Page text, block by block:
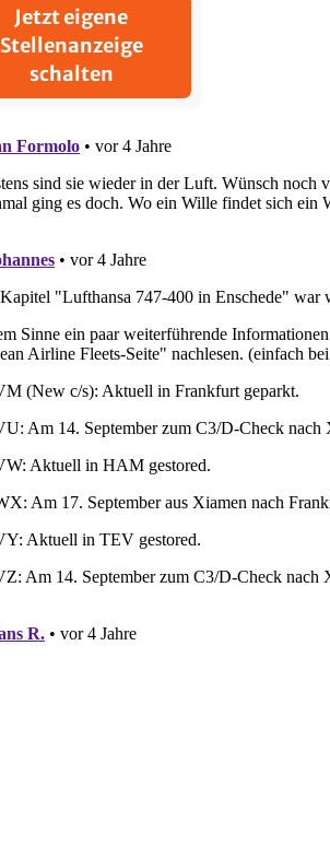
Jetzt eigene
Stellenanzeige
schalten